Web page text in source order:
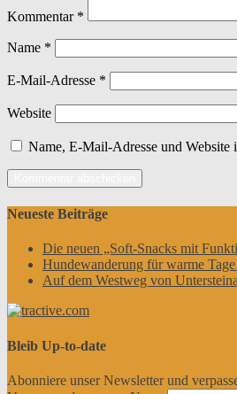
Kommentar *
Name *
E-Mail-Adresse *
Website
Name, E-Mail-Adresse und Website
Neueste Beiträge
Die neuen „Soft-Snacks mit
Hundewanderung für warme
Auf dem Westweg von
Bleib Up-to-date
Abonniere unser Newsletter und